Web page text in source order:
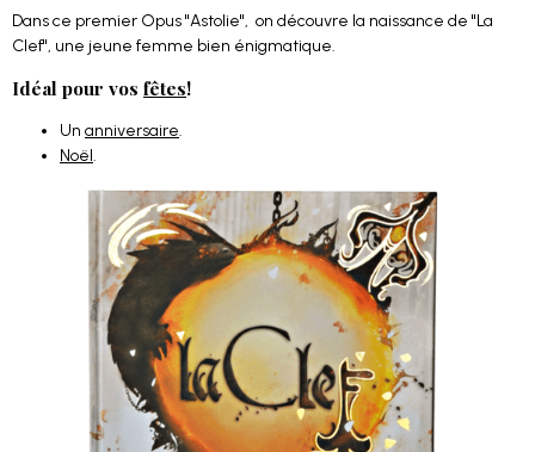
Dans ce premier Opus "Astolie", on découvre la naissance de "La
Clef", une jeune femme bien énigmatique.
Idéal pour vos fêtes!
Un anniversaire.
Noël.